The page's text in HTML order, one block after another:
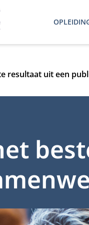
resultaat uit een